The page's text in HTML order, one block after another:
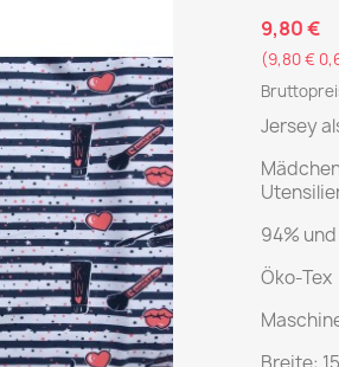
9,80 €
(9,80 €
Jersey
94%
Öko-Tex